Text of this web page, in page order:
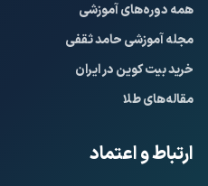
همه دوره‌های آموزشی
مجله آموزشی حامد ثقفی
خرید بیت کوین در ایران
مقاله‌های طلا
ارتباط و اعتماد